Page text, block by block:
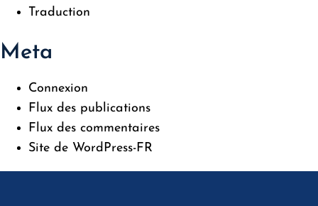
Traduction
Meta
Connexion
Flux des publications
Flux des commentaires
Site de WordPress-FR